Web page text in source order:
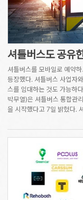
셔틀버스도 공유
셔틀버스를 모바일로 예약
등장했다. 셔틀버스 사업자
스를 임대하는 것도 가능하
박무열)은 셔틀버스 통합관
을 시작했다고 7일 밝혔다.